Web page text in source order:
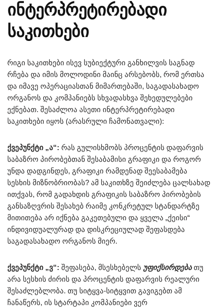
ინტერპრეტირებადი
საკითხები
რიგი საკითხები ისევ სუბიექტური განხილვის საგნად
რჩება და იმის მოლოდინი მაინც არსებობს, რომ ერთსა
და იმავე ოპერაციასთან მიმართებაში, საგადასახადო
ორგანოს და კომპანიებს სხვადასხვა შეხედულებები
ექნებათ. შესაძლოა ასეთი ინტერპრეტირებადი
საკითხები იყოს (არასრული ჩამონათვალი):
ქვეპუნქტი „ა“: რას გულისხმობს პროცენტის დაფარვის
საბაზრო პირობებთან შესაბამისი გრაფიკი და როგორ
უნდა დადგინდეს, გრაფიკი რამდენად შეესაბამება
სესხის მიზნობრიობას? ამ საკითხზე შეიძლება ცალსახად
ითქვას, რომ გადახდის გრაფიკის საბაზრო პირობების
განსაზღვრის შესახებ რაიმე კონკრეტულ სტანდარტზე
მითითება არ იქნება გაკეთებული და ყველა „ქეისი“
ინდივიდუალურად და დისკრეციულად შეფასდება
საგადასახადო ორგანოს მიერ.
ქვეპუნქტი „ვ“: შეფასება, მსესხებელს უფიქსირდებათუ
არა სესხის ძირის და პროცენტის დაფარვის რეალური
შესაძლებლობა. თუ სიტყვა-სიტყვით გავიგებთ ამ
ჩანაწერს, ის სტარტაპი კომპანიები ვერ